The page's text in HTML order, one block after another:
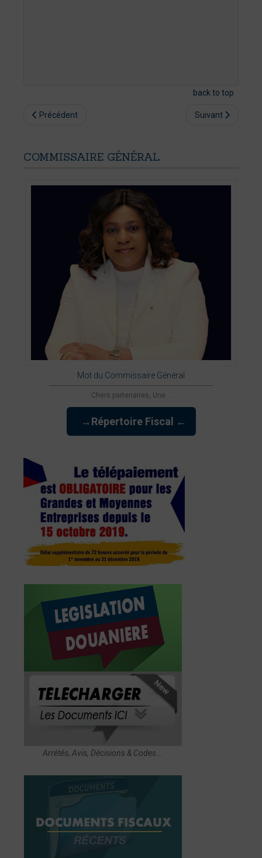
back to top
Précédent Suivant
COMMISSAIRE GÉNÉRAL
Mot du Commissaire Général
Chers partenaires, Une ...
→Répertoire Fiscal ←
Arrêtés, Avis, Décisions & Codes...